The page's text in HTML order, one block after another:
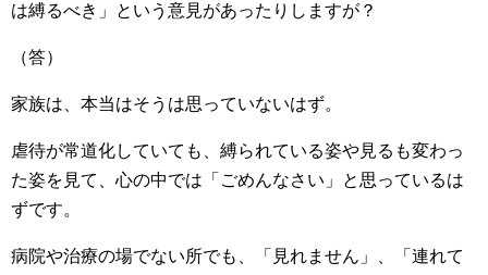
は縛るべき」という意見があったりしますが？
（答）
家族は、本当はそうは思っていないはず。
虐待が常道化していても、縛られている姿や見るも変わっ
た姿を見て、心の中では「ごめんなさい」と思っているは
ずです。
病院や治療の場でない所でも、「見れません」、「連れて